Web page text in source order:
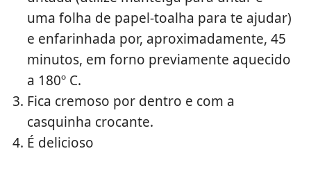
uma folha de papel-toalha para te ajudar)
e enfarinhada por, aproximadamente, 45
minutos, em forno previamente aquecido
a 180º C.
Fica cremoso por dentro e com a
casquinha crocante.
É delicioso